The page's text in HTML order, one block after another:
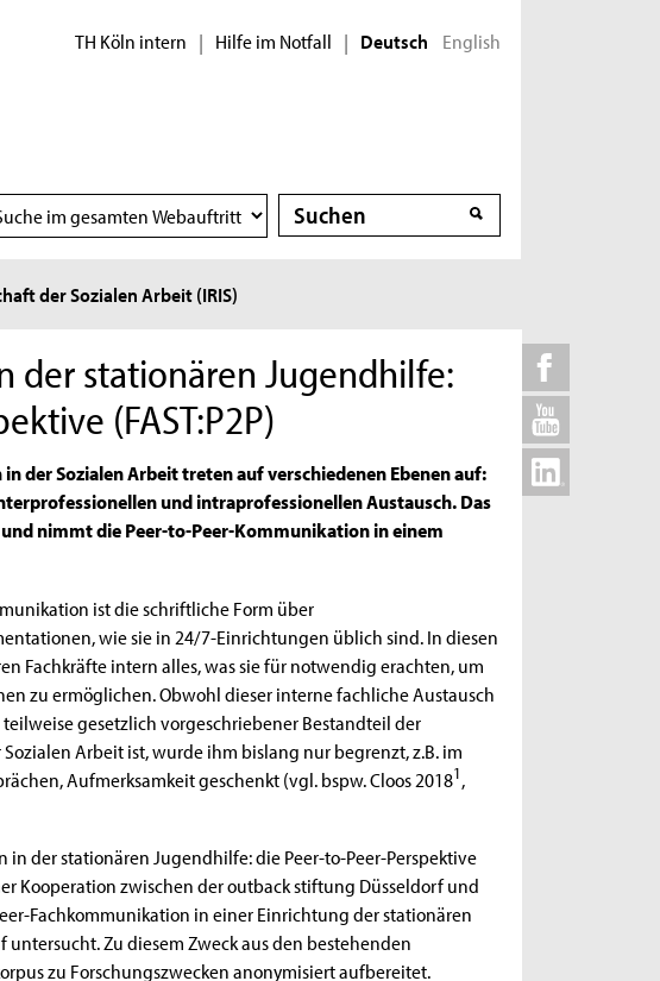
TH Köln intern | Hilfe im Notfall | Deutsch English
Suche
Suche
der Sozialen Arbeit (IRIS)
der stationären Jugendhilfe:
(FAST:P2P)
der Sozialen Arbeit treten auf verschiedenen Ebenen auf:
und intraprofessionellen Austausch. Das
nimmt die Peer-to-Peer-Kommunikation in einem
ist die schriftliche Form über
wie sie in 24/7-Einrichtungen üblich sind. In diesen
Fachkräfte intern alles, was sie für notwendig erachten, um
zu ermöglichen. Obwohl dieser interne fachliche Austausch
gesetzlich vorgeschriebener Bestandteil der
Arbeit ist, wurde ihm bislang nur begrenzt, z.B. im
Aufmerksamkeit geschenkt (vgl. bspw. Cloos 20181,
in der stationären Jugendhilfe: die Peer-to-Peer-Perspektive
Kooperation zwischen der outback stiftung Düsseldorf und
Fachkommunikation in einer Einrichtung der stationären
Zu diesem Zweck aus den bestehenden
zu Forschungszwecken anonymisiert aufbereitet.